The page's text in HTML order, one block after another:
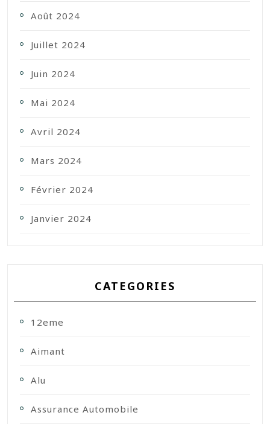
Août 2024
Juillet 2024
Juin 2024
Mai 2024
Avril 2024
Mars 2024
Février 2024
Janvier 2024
CATEGORIES
12eme
Aimant
Alu
Assurance Automobile